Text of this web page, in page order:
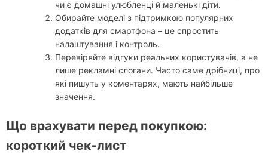
чи є домашні улюбленці й маленькі діти.
Обирайте моделі з підтримкою популярних
додатків для смартфона – це спростить
налаштування і контроль.
Перевіряйте відгуки реальних користувачів, а не
лише рекламні слогани. Часто саме дрібниці, про
які пишуть у коментарях, мають найбільше
значення.
Що врахувати перед покупкою:
короткий чек-лист